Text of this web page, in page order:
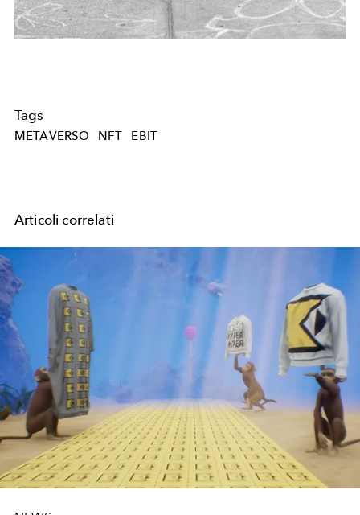
Tags
METAVERSO NFT EBIT
Articoli correlati